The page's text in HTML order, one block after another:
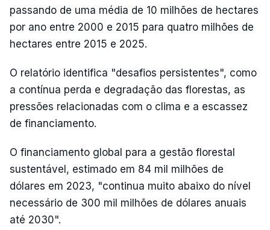
passando de uma média de 10 milhões de hectares
por ano entre 2000 e 2015 para quatro milhões de
hectares entre 2015 e 2025.
O relatório identifica "desafios persistentes", como
a contínua perda e degradação das florestas, as
pressões relacionadas com o clima e a escassez
de financiamento.
O financiamento global para a gestão florestal
sustentável, estimado em 84 mil milhões de
dólares em 2023, "continua muito abaixo do nível
necessário de 300 mil milhões de dólares anuais
até 2030".